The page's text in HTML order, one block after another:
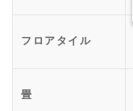
フロアタイル
畳